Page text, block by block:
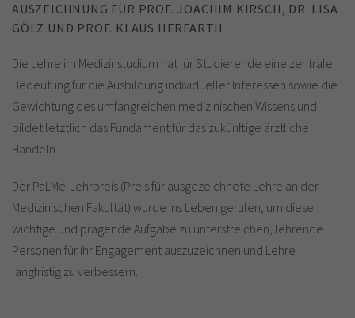
AUSZEICHNUNG FÜR PROF. JOACHIM KIRSCH, DR. LISA
GÖLZ UND PROF. KLAUS HERFARTH
Die Lehre im Medizinstudium hat für Studierende eine zentrale
Bedeutung für die Ausbildung individueller Interessen sowie die
Gewichtung des umfangreichen medizinischen Wissens und
bildet letztlich das Fundament für das zukünftige ärztliche
Handeln.
Der PaLMe-Lehrpreis (Preis für ausgezeichnete Lehre an der
Medizinischen Fakultät) wurde ins Leben gerufen, um diese
wichtige und prägende Aufgabe zu unterstreichen, lehrende
Personen für ihr Engagement auszuzeichnen und Lehre
langfristig zu verbessern.